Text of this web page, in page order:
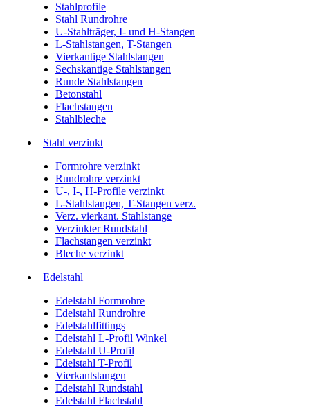
Stahlprofile
Stahl Rundrohre
U-Stahlträger, I- und H-Stangen
L-Stahlstangen, T-Stangen
Vierkantige Stahlstangen
Sechskantige Stahlstangen
Runde Stahlstangen
Betonstahl
Flachstangen
Stahlbleche
Stahl verzinkt
Formrohre verzinkt
Rundrohre verzinkt
U-, I-, H-Profile verzinkt
L-Stahlstangen, T-Stangen verz.
Verz. vierkant. Stahlstange
Verzinkter Rundstahl
Flachstangen verzinkt
Bleche verzinkt
Edelstahl
Edelstahl Formrohre
Edelstahl Rundrohre
Edelstahlfittings
Edelstahl L-Profil Winkel
Edelstahl U-Profil
Edelstahl T-Profil
Vierkantstangen
Edelstahl Rundstahl
Edelstahl Flachstahl